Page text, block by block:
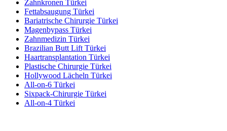
Zahnkronen Türkei
Fettabsaugung Türkei
Bariatrische Chirurgie Türkei
Magenbypass Türkei
Zahnmedizin Türkei
Brazilian Butt Lift Türkei
Haartransplantation Türkei
Plastische Chirurgie Türkei
Hollywood Lächeln Türkei
All-on-6 Türkei
Sixpack-Chirurgie Türkei
All-on-4 Türkei